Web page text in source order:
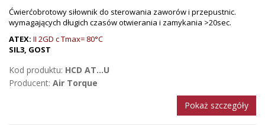
Ćwierćobrotowy siłownik do sterowania zaworów i przepustnic.
wymagających długich czasów otwierania i zamykania >20sec.
ATEX: II 2GD c Tmax= 80°C
SIL3, GOST
Kod produktu: HCD AT...U
Producent: Air Torque
Pokaż szczegóły